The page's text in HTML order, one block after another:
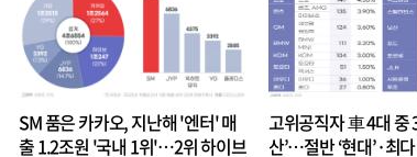
SM 품은 카카오, 지난해 '엔터' 매
출 1.2조원 '국내 1위'…2위 하이브
고위공직자 車 4대 중
산’…절반 ‘현대’·최다